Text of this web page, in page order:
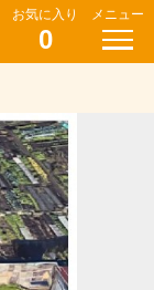
お気に入り
0
メニュー